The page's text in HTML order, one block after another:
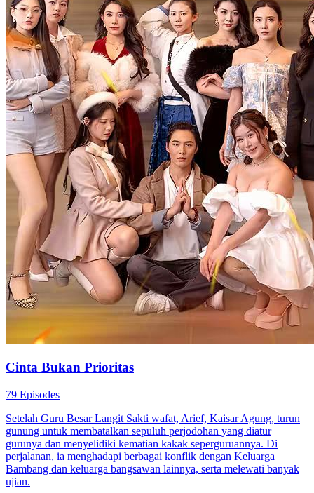
Cinta Bukan Prioritas
79 Episodes
Setelah Guru Besar Langit Sakti wafat, Arief, Kaisar Agung, turun
gunung untuk membatalkan sepuluh perjodohan yang diatur
gurunya dan menyelidiki kematian kakak seperguruannya. Di
perjalanan, ia menghadapi berbagai konflik dengan Keluarga
Bambang dan keluarga bangsawan lainnya, serta melewati banyak
ujian.